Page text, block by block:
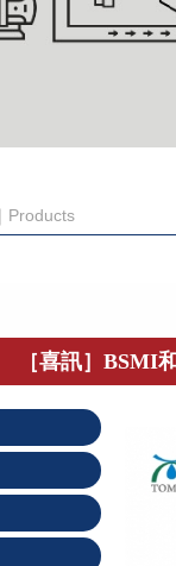
｜Products
【重要聲明】
經典家電 × 專